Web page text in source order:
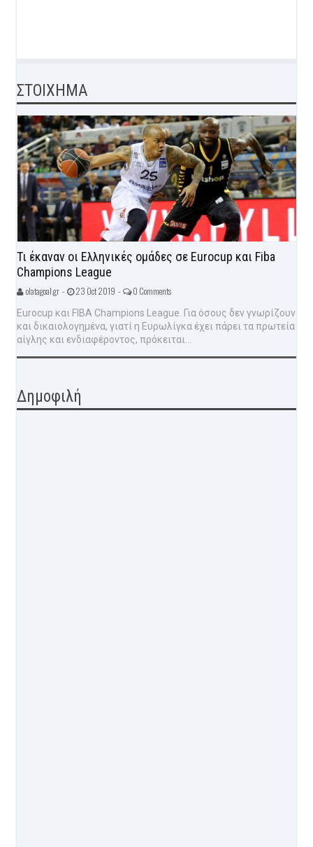
ΣΤΟΙΧΗΜΑ
Τι έκαναν οι Ελληνικές ομάδες σε Eurocup και Fiba
Champions League
olatagoal.gr - 23 Oct 2019 - 0 Comments
Eurocup και FIBA Champions League. Για όσους δεν γνωρίζουν
και δικαιολογημένα, γιατί η Ευρωλίγκα έχει πάρει τα πρωτεία
αίγλης και ενδιαφέροντος, πρόκειται...
Δημοφιλή